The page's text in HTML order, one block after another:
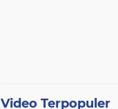
Video Terpopuler